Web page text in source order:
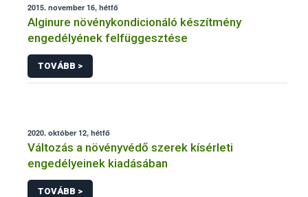
2015. november 16, hétfő
Alginure növénykondicionáló készítmény
engedélyének felfüggesztése
TOVÁBB >
2020. október 12, hétfő
Változás a növényvédő szerek kísérleti
engedélyeinek kiadásában
TOVÁBB >